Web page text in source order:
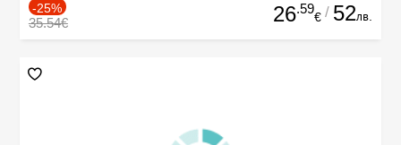
-25%
35.54€ 26.59
€ / 52лв.